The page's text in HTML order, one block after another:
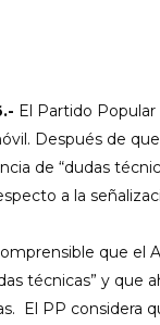
El Partido
Después de
de “dudas
a la
que el
técnicas” y que
El PP considera